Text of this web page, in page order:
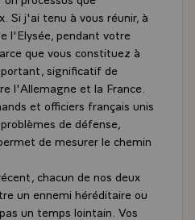
Si j'ai tenu à vous réunir, à
l'Elysée, pendant votre
que vous constituez à
significatif de
l'Allemagne et la France.
et officiers français unis
de défense,
de mesurer le chemin
chacun de nos deux
un ennemi héréditaire ou
un temps lointain. Vos